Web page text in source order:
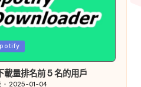
量排名前 5 名的用戶
2025-01-04